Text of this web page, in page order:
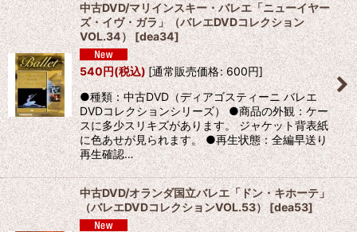
中古DVD/マリインスキー・バレエ「ニューイヤー
ズ・イヴ・ガラ」（バレエDVDコレクション
VOL.34） [dea34]
540円(税込)[通常販売価格: 600円]
●種類：中古DVD（ディアゴスティーニ バレエ
DVDコレクションシリーズ） ●商品の外観：ケー
スに多少スリキズがあります。 ジャケット背表紙
に色あせが見られます。 ●再生状態：全編早送り
再生確認…
中古DVD/オランダ国立バレエ「ドン・キホーテ」
（バレエDVDコレクションVOL.53） [dea53]